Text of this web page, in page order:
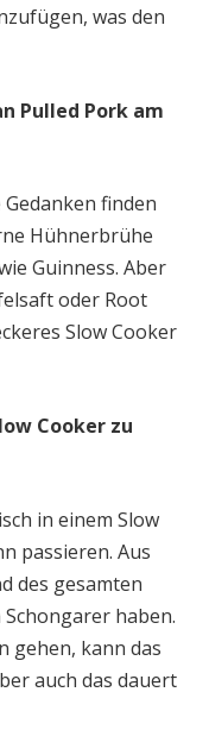
was den
Pulled Pork am
Gedanken finden
Hühnerbrühe
Guinness. Aber
oder Root
Slow Cooker
Cooker zu
in einem Slow
passieren. Aus
des gesamten
haben.
gehen, kann das
auch das dauert